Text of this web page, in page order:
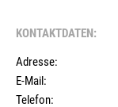
KONTAKTDATEN:
Adresse:
E-Mail:
Telefon: